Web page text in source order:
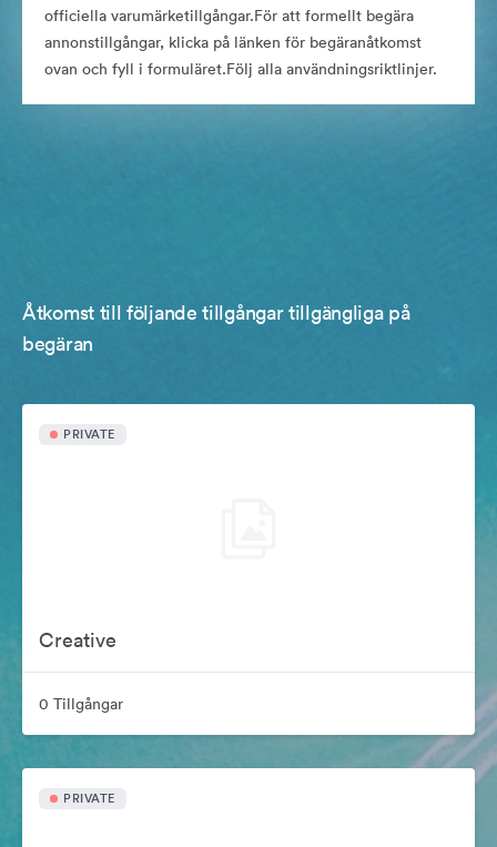
officiella varumärketillgångar.För att formellt begära
annonstillgångar, klicka på länken för begäranåtkomst
ovan och fyll i formuläret.Följ alla användningsriktlinjer.
Åtkomst till följande tillgångar tillgängliga på
begäran
PRIVATE
Creative
0 Tillgångar
PRIVATE